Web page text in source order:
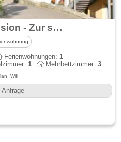
Landgasthof & Pension - Zur schönen Aussicht
Ferienwohnungen:1
1 Mehrbettzimmer:3
Wifi
Anfrage